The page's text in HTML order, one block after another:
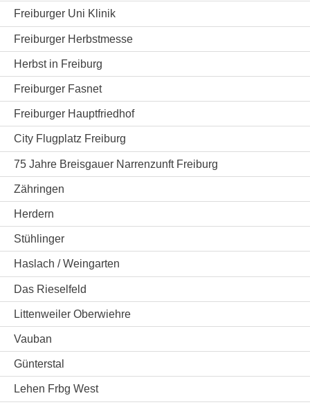
Freiburger Uni Klinik
Freiburger Herbstmesse
Herbst in Freiburg
Freiburger Fasnet
Freiburger Hauptfriedhof
City Flugplatz Freiburg
75 Jahre Breisgauer Narrenzunft Freiburg
Zähringen
Herdern
Stühlinger
Haslach / Weingarten
Das Rieselfeld
Littenweiler Oberwiehre
Vauban
Günterstal
Lehen Frbg West